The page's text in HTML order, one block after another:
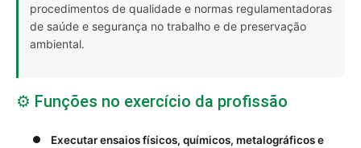
procedimentos de qualidade e normas regulamentadoras
de saúde e segurança no trabalho e de preservação
ambiental.
⚙️ Funções no exercício da profissão
Executar ensaios físicos, químicos, metalográficos e